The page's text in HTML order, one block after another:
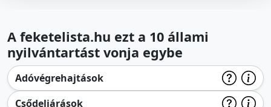
A feketelista.hu ezt a 10 állami
nyilvántartást vonja egybe
Adóvégrehajtások
Csődeljárások